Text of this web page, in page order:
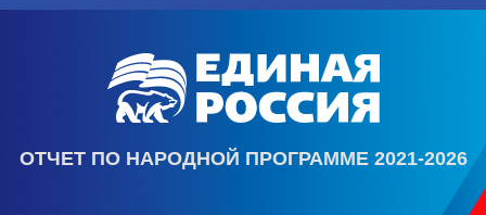
ОТЧЕТ ПО НАРОДНОЙ ПРОГРАММЕ 2021-2026